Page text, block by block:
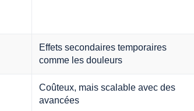
Effets secondaires temporaires
comme les douleurs
Coûteux, mais scalable avec des
avancées